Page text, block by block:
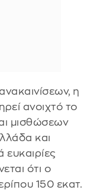
η
ανοιχτό το
μισθώσεων
και
ευκαιρίες
ότι ο
150 εκατ.